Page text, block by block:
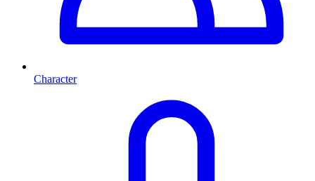
Character